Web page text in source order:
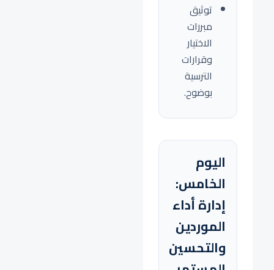
توثيق
مبررات
الاختيار
وقرارات
الترسية
بوضوح.
اليوم
الخامس:
إدارة أداء
الموردين
والتحسين